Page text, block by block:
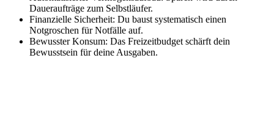
Daueraufträge zum Selbstläufer.
Finanzielle Sicherheit: Du baust systematisch einen
Notgroschen für Notfälle auf.
Bewusster Konsum: Das Freizeitbudget schärft dein
Bewusstsein für deine Ausgaben.